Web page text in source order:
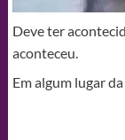
Deve ter
aconteceu.
Em algum lugar